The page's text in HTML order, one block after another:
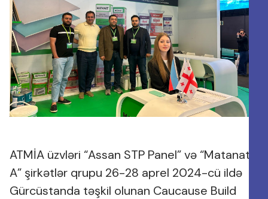
ATMİA üzvləri “Assan STP Panel” və “Matanat
A” şirkətlər qrupu 26-28 aprel 2024-cü ildə
Gürcüstanda təşkil olunan Caucause Build